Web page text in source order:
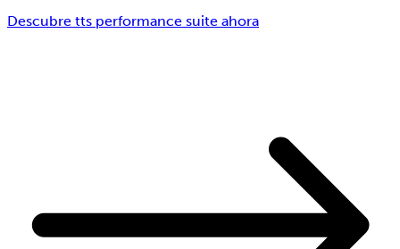
Descubre tts performance suite ahora​